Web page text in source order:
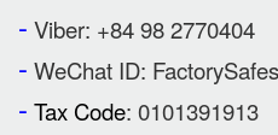
- Viber: +84 98 2770404
- WeChat ID: FactorySafes
- Tax Code: 0101391913